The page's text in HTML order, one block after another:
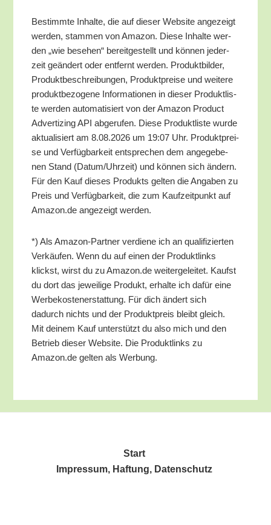
Bestimm­te Inhal­te, die auf die­ser Web­site ange­zeigt
wer­den, stam­men von Ama­zon. Die­se Inhal­te wer­
den „wie bese­hen“ bereit­ge­stellt und kön­nen jeder­
zeit geän­dert oder ent­fernt wer­den. Pro­dukt­bil­der,
Pro­dukt­be­schrei­bun­gen, Pro­dukt­prei­se und wei­te­re
pro­dukt­be­zo­ge­ne Infor­ma­tio­nen in die­ser Pro­dukt­lis­
te wer­den auto­ma­ti­siert von der Ama­zon Pro­duct
Adver­tiz­ing API abge­ru­fen. Die­se Pro­dukt­lis­te wur­de
aktua­li­siert am 8.08.2026 um 19:07 Uhr. Pro­dukt­prei­
se und Ver­füg­bar­keit ent­spre­chen dem ange­ge­be­
nen Stand (Datum/​Uhrzeit) und kön­nen sich ändern.
Für den Kauf die­ses Pro­dukts gel­ten die Anga­ben zu
Preis und Ver­füg­bar­keit, die zum Kauf­zeit­punkt auf
Amazon.de ange­zeigt werden.
*) Als Ama­zon-Part­ner ver­die­ne ich an qua­li­fi­zier­ten
Ver­käu­fen. Wenn du auf einen der Pro­dukt­links
klickst, wirst du zu Amazon.de wei­ter­ge­lei­tet. Kaufst
du dort das jewei­li­ge Pro­dukt, erhal­te ich dafür eine
Wer­be­kos­ten­er­stat­tung. Für dich ändert sich
dadurch nichts und der Pro­dukt­preis bleibt gleich.
Mit dei­nem Kauf unter­stützt du also mich und den
Betrieb die­ser Web­site. Die Pro­dukt­links zu
Amazon.de gel­ten als Werbung.
Start
Impres­sum, Haf­tung, Datenschutz